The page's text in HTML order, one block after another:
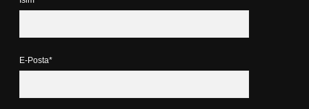
E-Posta*